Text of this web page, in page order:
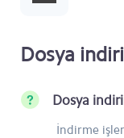
Dosya
Dosya
İndirme